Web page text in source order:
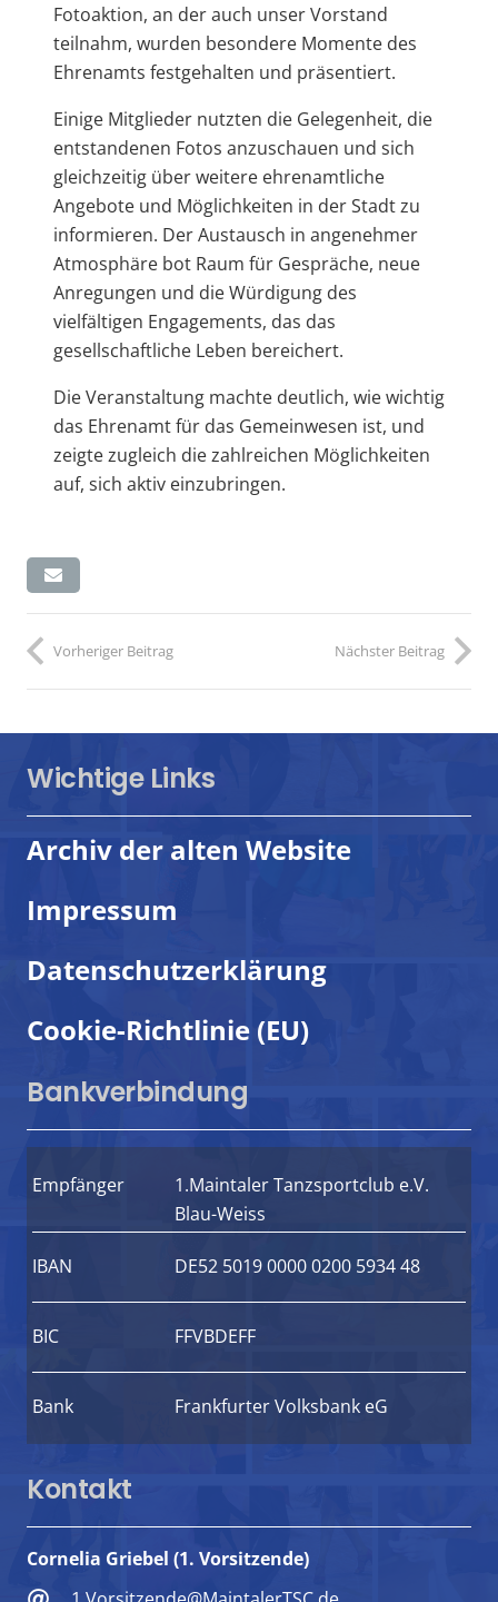
Fotoaktion, an der auch unser Vorstand
teilnahm, wurden besondere Momente des
Ehrenamts festgehalten und präsentiert.
Einige Mitglieder nutzten die Gelegenheit, die
entstandenen Fotos anzuschauen und sich
gleichzeitig über weitere ehrenamtliche
Angebote und Möglichkeiten in der Stadt zu
informieren. Der Austausch in angenehmer
Atmosphäre bot Raum für Gespräche, neue
Anregungen und die Würdigung des
vielfältigen Engagements, das das
gesellschaftliche Leben bereichert.
Die Veranstaltung machte deutlich, wie wichtig
das Ehrenamt für das Gemeinwesen ist, und
zeigte zugleich die zahlreichen Möglichkeiten
auf, sich aktiv einzubringen.
Vorheriger Beitrag Nächster Beitrag
Wichtige Links
Archiv der alten Website
Impressum
Datenschutzerklärung
Cookie-Richtlinie (EU)
Bankverbindung
Empfänger
1.Maintaler Tanzsportclub e.V.
Blau-Weiss
IBAN DE52 5019 0000 0200 5934 48
BIC FFVBDEFF
Bank Frankfurter Volksbank eG
Kontakt
Cornelia Griebel (1. Vorsitzende)